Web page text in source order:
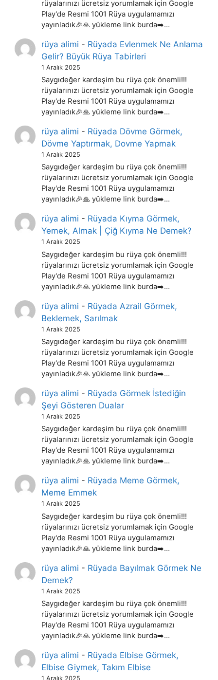
rüyalarınızı ücretsiz yorumlamak için Google
Play'de Resmi 1001 Rüya uygulamamızı
yayınladık🎉🙏 yükleme link burda➡️…
rüya alimi - Rüyada Evlenmek Ne Anlama
Gelir? Büyük Rüya Tabirleri
1 Aralık 2025
Saygıdeğer kardeşim bu rüya çok önemli!!!
rüyalarınızı ücretsiz yorumlamak için Google
Play'de Resmi 1001 Rüya uygulamamızı
yayınladık🎉🙏 yükleme link burda➡️…
rüya alimi - Rüyada Dövme Görmek,
Dövme Yaptırmak, Dovme Yapmak
1 Aralık 2025
Saygıdeğer kardeşim bu rüya çok önemli!!!
rüyalarınızı ücretsiz yorumlamak için Google
Play'de Resmi 1001 Rüya uygulamamızı
yayınladık🎉🙏 yükleme link burda➡️…
rüya alimi - Rüyada Kıyma Görmek,
Yemek, Almak | Çiğ Kıyma Ne Demek?
1 Aralık 2025
Saygıdeğer kardeşim bu rüya çok önemli!!!
rüyalarınızı ücretsiz yorumlamak için Google
Play'de Resmi 1001 Rüya uygulamamızı
yayınladık🎉🙏 yükleme link burda➡️…
rüya alimi - Rüyada Azrail Görmek,
Beklemek, Sarılmak
1 Aralık 2025
Saygıdeğer kardeşim bu rüya çok önemli!!!
rüyalarınızı ücretsiz yorumlamak için Google
Play'de Resmi 1001 Rüya uygulamamızı
yayınladık🎉🙏 yükleme link burda➡️…
rüya alimi - Rüyada Görmek İstediğin
Şeyi Gösteren Dualar
1 Aralık 2025
Saygıdeğer kardeşim bu rüya çok önemli!!!
rüyalarınızı ücretsiz yorumlamak için Google
Play'de Resmi 1001 Rüya uygulamamızı
yayınladık🎉🙏 yükleme link burda➡️…
rüya alimi - Rüyada Meme Görmek,
Meme Emmek
1 Aralık 2025
Saygıdeğer kardeşim bu rüya çok önemli!!!
rüyalarınızı ücretsiz yorumlamak için Google
Play'de Resmi 1001 Rüya uygulamamızı
yayınladık🎉🙏 yükleme link burda➡️…
rüya alimi - Rüyada Bayılmak Görmek Ne
Demek?
1 Aralık 2025
Saygıdeğer kardeşim bu rüya çok önemli!!!
rüyalarınızı ücretsiz yorumlamak için Google
Play'de Resmi 1001 Rüya uygulamamızı
yayınladık🎉🙏 yükleme link burda➡️…
rüya alimi - Rüyada Elbise Görmek,
Elbise Giymek, Takım Elbise
1 Aralık 2025